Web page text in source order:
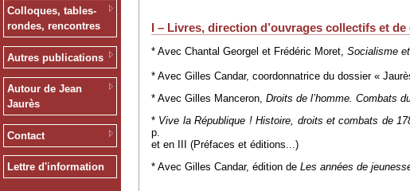
Colloques, tables-
rondes, rencontres
Autres publications
Autour de Jean
Jaurès
Contact
Lettre d'information
I – Livres, direction d’ouvrages collectifs et
* Avec Chantal Georgel et Frédéric Moret, Socialisme
* Avec Gilles Candar, coordonnatrice du dossier «
* Avec Gilles Manceron, Droits de l’homme. Combats
* Vive la République ! Histoire, droits et combats de
p.
et en III (Préfaces et éditions...)
* Avec Gilles Candar, édition de Les années de